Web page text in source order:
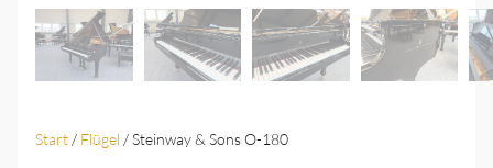
Start / Flügel / Steinway & Sons O-180